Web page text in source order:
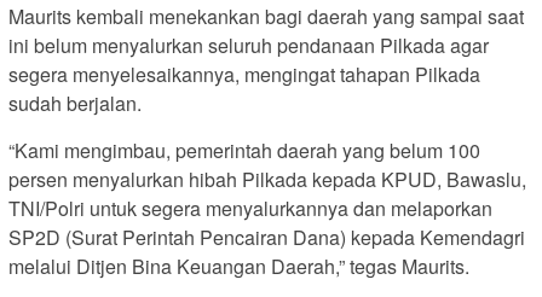
Maurits kembali menekankan bagi daerah yang sampai saat
ini belum menyalurkan seluruh pendanaan Pilkada agar
segera menyelesaikannya, mengingat tahapan Pilkada
sudah berjalan.
“Kami mengimbau, pemerintah daerah yang belum 100
persen menyalurkan hibah Pilkada kepada KPUD, Bawaslu,
TNI/Polri untuk segera menyalurkannya dan melaporkan
SP2D (Surat Perintah Pencairan Dana) kepada Kemendagri
melalui Ditjen Bina Keuangan Daerah,” tegas Maurits.